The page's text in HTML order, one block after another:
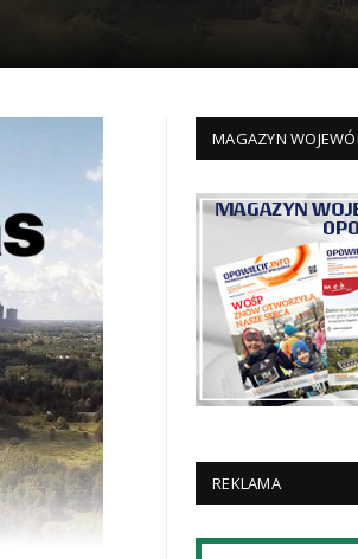
MAGAZYN
REKLAMA